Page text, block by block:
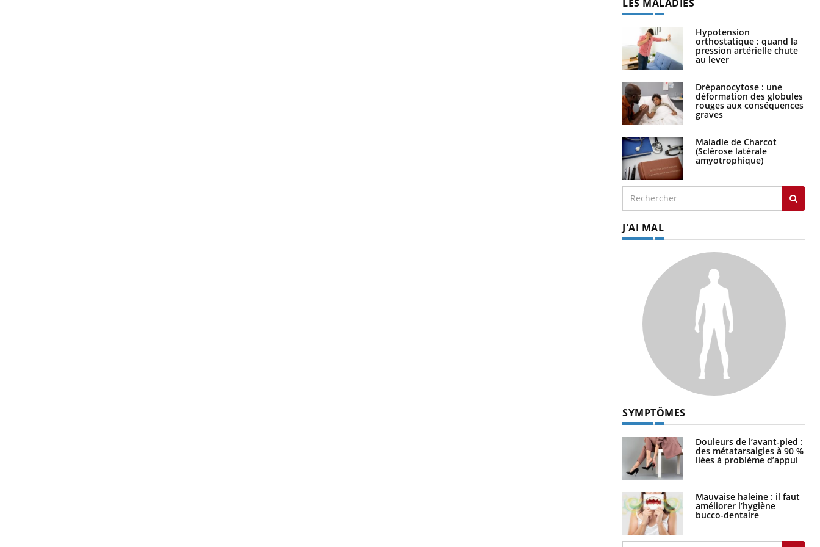
LES MALADIES
Hypotension
orthostatique : quand la
pression artérielle chute
au lever
Drépanocytose : une
déformation des globules
rouges aux conséquences
graves
Maladie de Charcot
(Sclérose latérale
amyotrophique)
J'AI MAL
SYMPTÔMES
Douleurs de l’avant-pied :
des métatarsalgies à 90 %
liées à problème d’appui
Mauvaise haleine : il faut
améliorer l’hygiène
bucco-dentaire